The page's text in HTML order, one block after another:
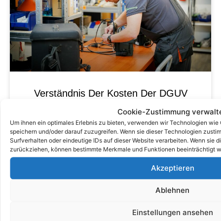
Cookie-Zustimmung
Um ihnen ein optimales Erlebnis zu bieten, verwenden wir Technologien
speichern und/oder darauf zuzugreifen. Wenn sie dieser Technologien
Surfverhalten oder eindeutige IDs auf dieser Website verarbeiten. Wenn sie
zurückziehen, können bestimmte Merkmale und Funktionen beeinträchtigt
Akzeptieren
Ablehnen
Einstellungen ansehen
Verständnis Der Kosten Der DGUV
V3 -Prüfung: Was Sie Wissen
Müssen